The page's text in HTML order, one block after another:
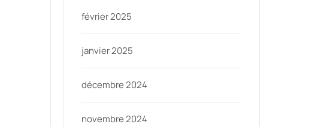
février 2025
janvier 2025
décembre 2024
novembre 2024